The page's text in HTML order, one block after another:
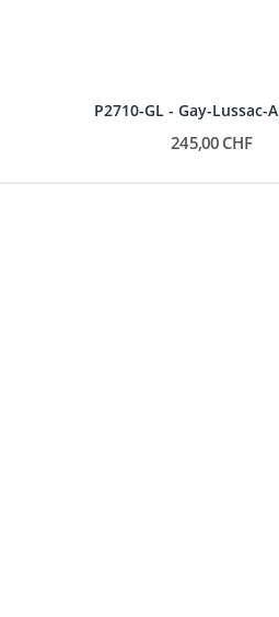
P2710-GL - Gay-Lussac-
245,00 CHF